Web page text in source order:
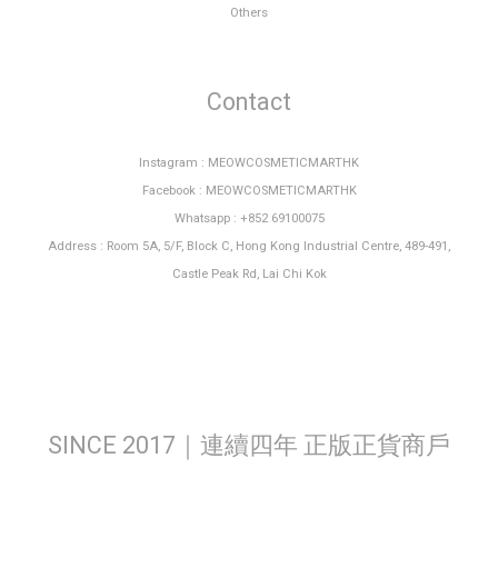
Others
Contact
Instagram : MEOWCOSMETICMARTHK
Facebook : MEOWCOSMETICMARTHK
Whatsapp : +852 69100075
Address : Room 5A, 5/F, Block C, Hong Kong Industrial Centre, 489-491,
Castle Peak Rd, Lai Chi Kok
SINCE 2017｜連續四年 正版正貨商戶